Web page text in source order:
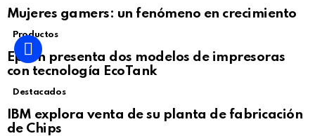
Mujeres gamers: un fenómeno en crecimiento
Productos
Epson presenta dos modelos de impresoras
con tecnología EcoTank
Destacados
IBM explora venta de su planta de fabricación
de Chips